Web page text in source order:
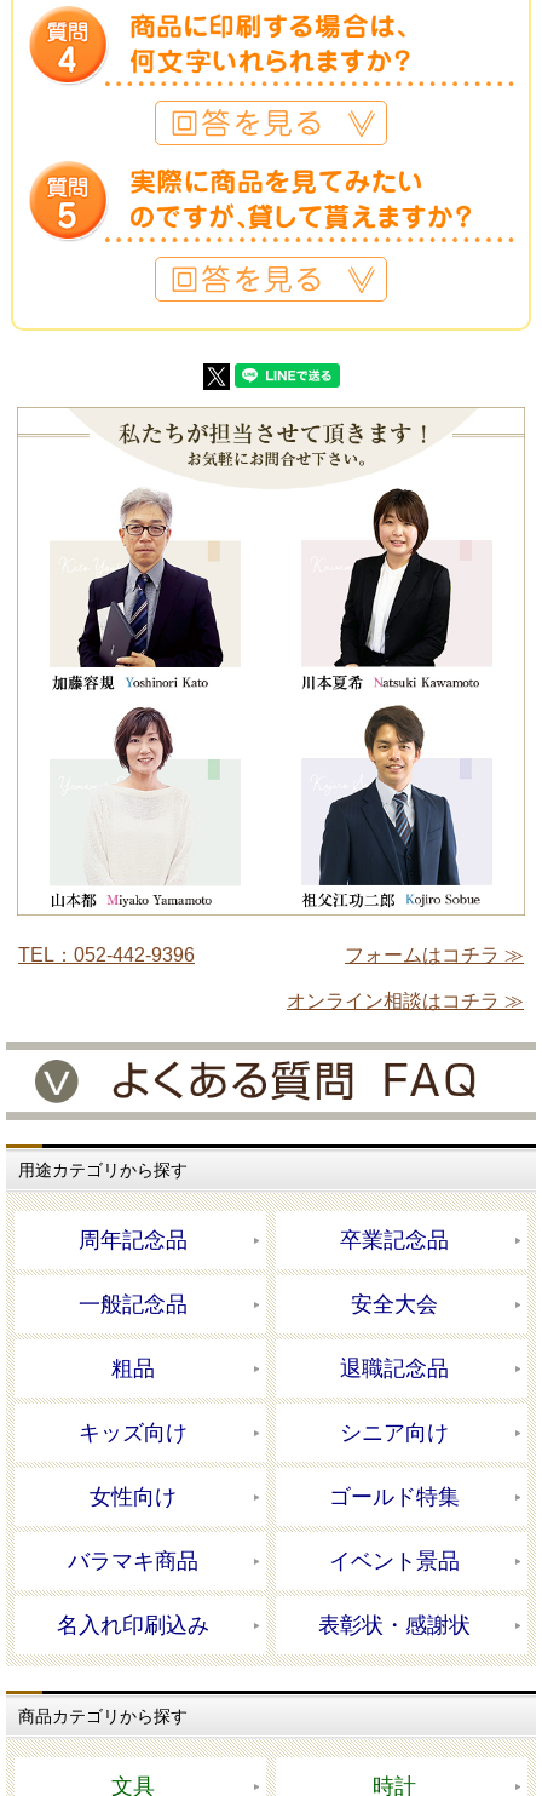
TEL：052-442-9396 フォームはコチラ ≫
オンライン相談はコチラ ≫
用途カテゴリから探す
周年記念品 卒業記念品
一般記念品 安全大会
粗品 退職記念品
キッズ向け シニア向け
女性向け ゴールド特集
バラマキ商品 イベント景品
名入れ印刷込み 表彰状・感謝状
商品カテゴリから探す
文具 時計